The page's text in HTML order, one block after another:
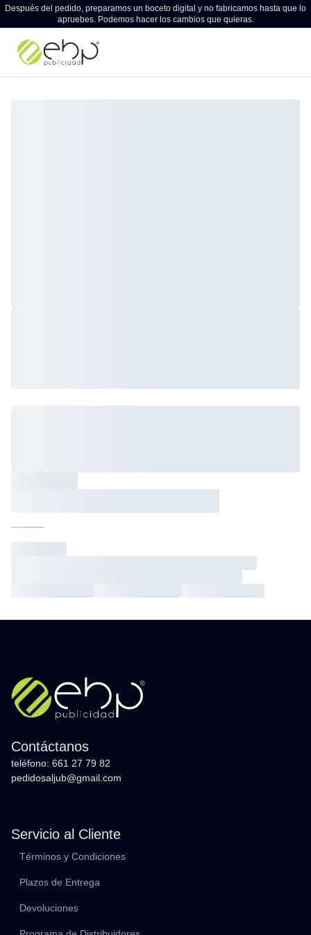
Después del pedido, preparamos un boceto digital y no fabricamos hasta que lo
apruebes. Podemos hacer los cambios que quieras.
Contáctanos
teléfono: 661 27 79 82
pedidosaljub@gmail.com
Servicio al Cliente
Términos y Condiciones
Plazos de Entrega
Devoluciones